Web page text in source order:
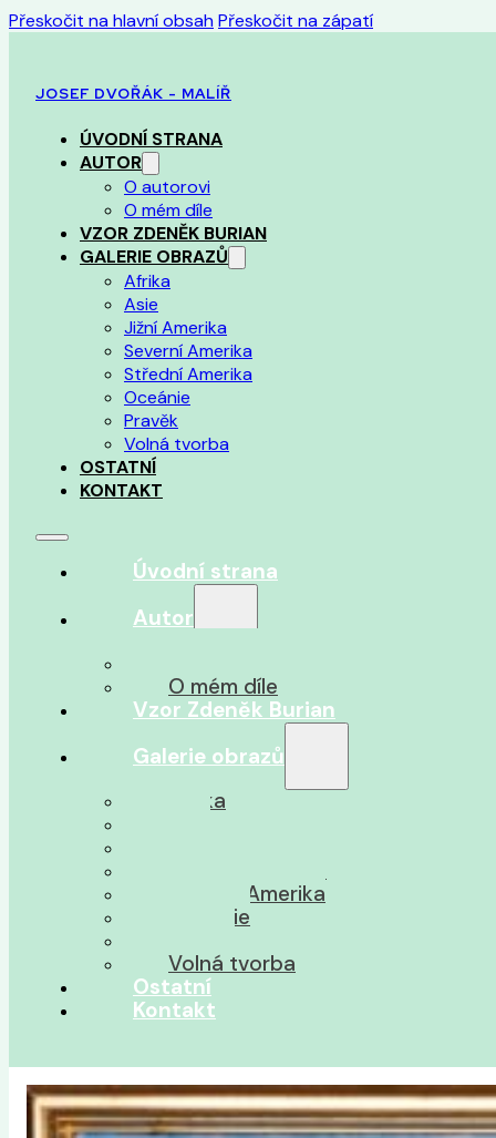
Přeskočit na hlavní obsahPřeskočit na zápatí
JOSEF DVOŘÁK - MALÍŘ
ÚVODNÍ STRANA
AUTOR
O autorovi
O mém díle
VZOR ZDENĚK BURIAN
GALERIE OBRAZŮ
Afrika
Asie
Jižní Amerika
Severní Amerika
Střední Amerika
Oceánie
Pravěk
Volná tvorba
OSTATNÍ
KONTAKT
Úvodní strana
Autor
O mém díle
Vzor Zdeněk Burian
Galerie obrazů
Afrika
Střední Amerika
Oceánie
Volná tvorba
Ostatní
Kontakt